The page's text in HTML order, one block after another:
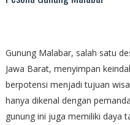
Gunung Malabar, salah satu
Jawa Barat, menyimpan
berpotensi menjadi tujuan
hanya dikenal dengan
gunung ini juga memiliki daya